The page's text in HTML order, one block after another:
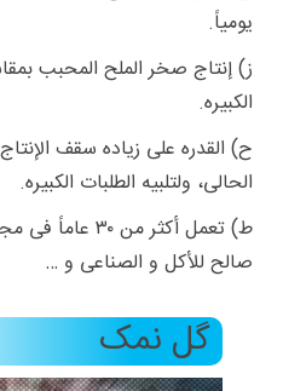
یومیاً.
ز) إنتاج صخر الملح المحبب
الکبیره.
ح) القدره على زیاده سقف
الحالی، ولتلبیه الطلبات الکبیره.
ط) تعمل أکثر من
صالح للأکل و الصناعی و …
گل نمک